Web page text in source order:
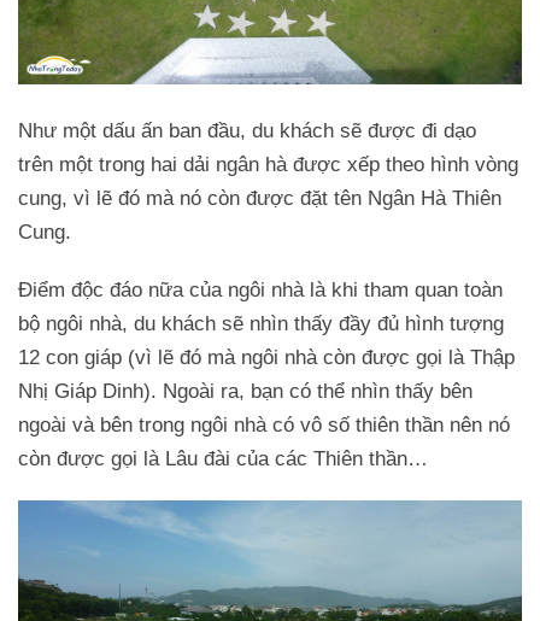
Như một dấu ấn ban đầu, du khách sẽ được đi dạo
trên một trong hai dải ngân hà được xếp theo hình vòng
cung, vì lẽ đó mà nó còn được đặt tên Ngân Hà Thiên
Cung.
Điểm độc đáo nữa của ngôi nhà là khi tham quan toàn
bộ ngôi nhà, du khách sẽ nhìn thấy đầy đủ hình tượng
12 con giáp (vì lẽ đó mà ngôi nhà còn được gọi là Thập
Nhị Giáp Dinh). Ngoài ra, bạn có thể nhìn thấy bên
ngoài và bên trong ngôi nhà có vô số thiên thần nên nó
còn được gọi là Lâu đài của các Thiên thần…